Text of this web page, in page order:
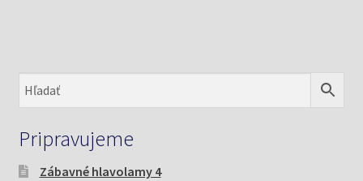
Pripravujeme
Zábavné hlavolamy 4